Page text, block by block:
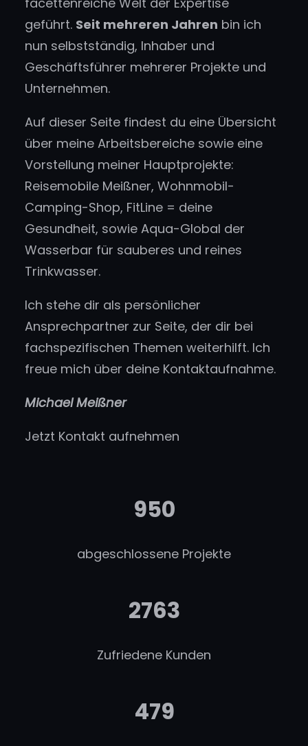
geführt. Seit mehreren Jahren bin ich
nun selbstständig, Inhaber und
Geschäftsführer mehrerer Projekte und
Unternehmen.
Auf dieser Seite findest du eine Übersicht
über meine Arbeitsbereiche sowie eine
Vorstellung meiner Hauptprojekte:
Reisemobile Meißner, Wohnmobil-
Camping-Shop, FitLine = deine
Gesundheit, sowie Aqua-Global der
Wasserbar für sauberes und reines
Trinkwasser.
Ich stehe dir als persönlicher
Ansprechpartner zur Seite, der dir bei
fachspezifischen Themen weiterhilft. Ich
freue mich über deine Kontaktaufnahme.
Michael Meißner
Jetzt Kontakt aufnehmen
950
abgeschlossene Projekte
2763
Zufriedene Kunden
479